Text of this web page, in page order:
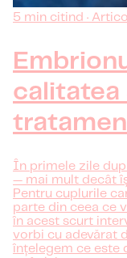
5 min citind ·
calitatea
În primele zile
— mai mult decât
Pentru cuplurile
parte din ceea ce
în acest scurt
vorbi cu adevărat
înțelegem ce este